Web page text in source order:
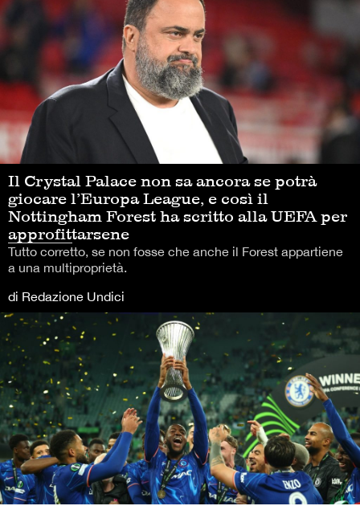
Il Crystal Palace non sa ancora se potrà
giocare l’Europa League, e così il
Nottingham Forest ha scritto alla UEFA per
approfittarsene
Tutto corretto, se non fosse che anche il Forest appartiene
a una multiproprietà.
di Redazione Undici